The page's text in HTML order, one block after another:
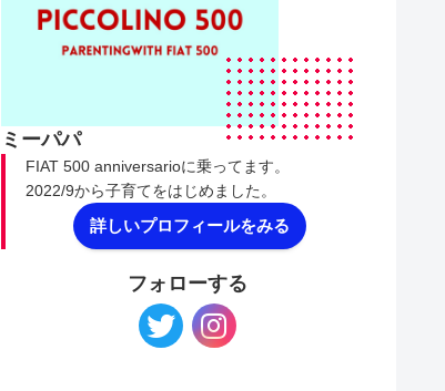
ミーパパ
FIAT 500 anniversarioに乗ってます。
2022/9から子育てをはじめました。
詳しいプロフィールをみる
フォローする